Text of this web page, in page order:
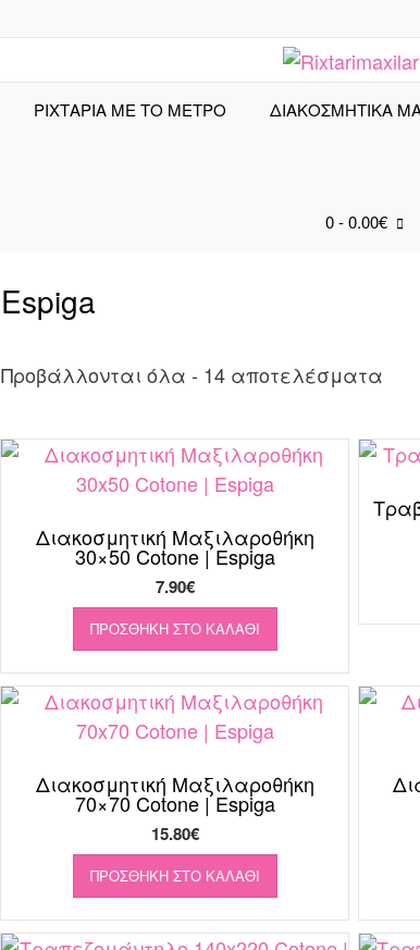
ΡΙΧΤΑΡΙΑ ΜΕ ΤΟ ΜΕΤΡΟ ΔΙΑΚΟΣΜΗΤΙΚΑ
0- 0.00€
Espiga
Προβάλλονται όλα - 14 αποτελέσματα
Διακοσμητική Μαξιλαροθήκη
30×50 Cotone | Espiga
7.90€
ΠΡΟΣΘΉΚΗ ΣΤΟ ΚΑΛΆΘΙ
Διακοσμητική Μαξιλαροθήκη
70×70 Cotone | Espiga
15.80€
ΠΡΟΣΘΉΚΗ ΣΤΟ ΚΑΛΆΘΙ